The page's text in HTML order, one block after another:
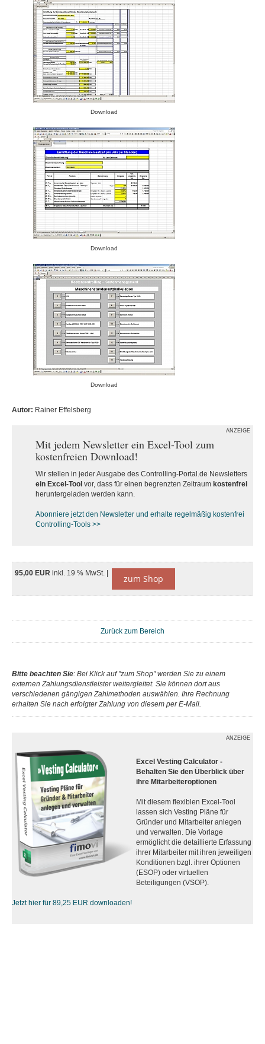
Download
Download
Download
Autor: Rainer Effelsberg
ANZEIGE
Mit jedem Newsletter ein Excel-Tool zum
kostenfreien Download!
Wir stellen in jeder Ausgabe des Controlling-Portal.de Newsletters
ein Excel-Tool vor, dass für einen begrenzten Zeitraum kostenfrei
heruntergeladen werden kann.
Abonniere jetzt den Newsletter und erhalte regelmäßig kostenfrei
Controlling-Tools >>
95,00 EUR inkl. 19 % MwSt. | zum Shop
Zurück zum Bereich
Bitte beachten Sie: Bei Klick auf "zum Shop" werden Sie zu einem
externen Zahlungsdienstleister weitergleitet. Sie können dort aus
verschiedenen gängigen Zahlmethoden auswählen. Ihre Rechnung
erhalten Sie nach erfolgter Zahlung von diesem per E-Mail.
ANZEIGE
Excel Vesting Calculator -
Behalten Sie den Überblick über
ihre Mitarbeiteroptionen
Mit diesem flexiblen Excel-Tool
lassen sich Vesting Pläne für
Gründer und Mitarbeiter anlegen
und verwalten. Die Vorlage
ermöglicht die detaillierte Erfassung
ihrer Mitarbeiter mit ihren jeweiligen
Konditionen bzgl. ihrer Optionen
(ESOP) oder virtuellen
Beteiligungen (VSOP).
Jetzt hier für 89,25 EUR downloaden!